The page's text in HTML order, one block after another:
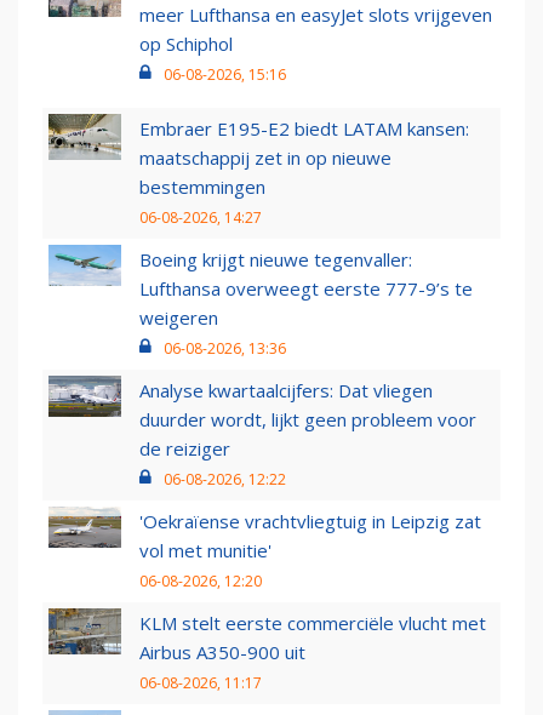
meer Lufthansa en easyJet slots vrijgeven
op Schiphol
06-08-2026, 15:16
Embraer E195-E2 biedt LATAM kansen:
maatschappij zet in op nieuwe
bestemmingen
06-08-2026, 14:27
Boeing krijgt nieuwe tegenvaller:
Lufthansa overweegt eerste 777-9’s te
weigeren
06-08-2026, 13:36
Analyse kwartaalcijfers: Dat vliegen
duurder wordt, lijkt geen probleem voor
de reiziger
06-08-2026, 12:22
'Oekraïense vrachtvliegtuig in Leipzig zat
vol met munitie'
06-08-2026, 12:20
KLM stelt eerste commerciële vlucht met
Airbus A350-900 uit
06-08-2026, 11:17